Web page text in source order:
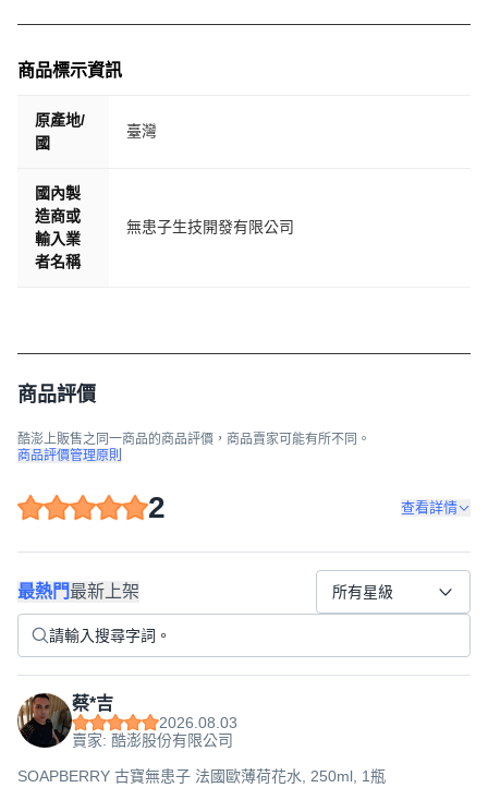
商品標示資訊
原產地/
國
臺灣
國內製
造商或
輸入業
者名稱
無患子生技開發有限公司
商品評價
酷澎上販售之同一商品的商品評價，商品賣家可能有所不同。
商品評價管理原則
2 查看詳情
最熱門最新上架 所有星級
蔡*吉
2026.08.03
賣家: 酷澎股份有限公司
SOAPBERRY 古寶無患子 法國歐薄荷花水, 250ml, 1瓶